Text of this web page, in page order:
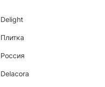
Delight
Плитка
Россия
Delacora